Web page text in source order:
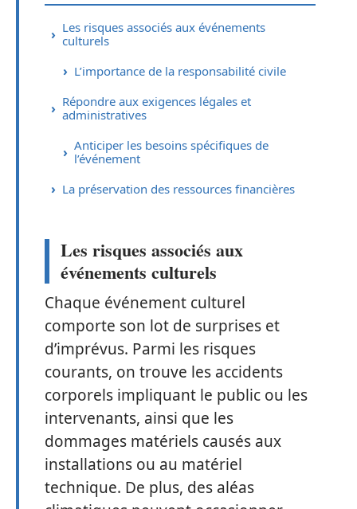
Les risques associés aux événements
culturels
L’importance de la responsabilité civile
Répondre aux exigences légales et
administratives
Anticiper les besoins spécifiques de
l’événement
La préservation des ressources financières
Les risques associés aux
événements culturels
Chaque événement culturel
comporte son lot de surprises et
d’imprévus. Parmi les risques
courants, on trouve les accidents
corporels impliquant le public ou les
intervenants, ainsi que les
dommages matériels causés aux
installations ou au matériel
technique. De plus, des aléas